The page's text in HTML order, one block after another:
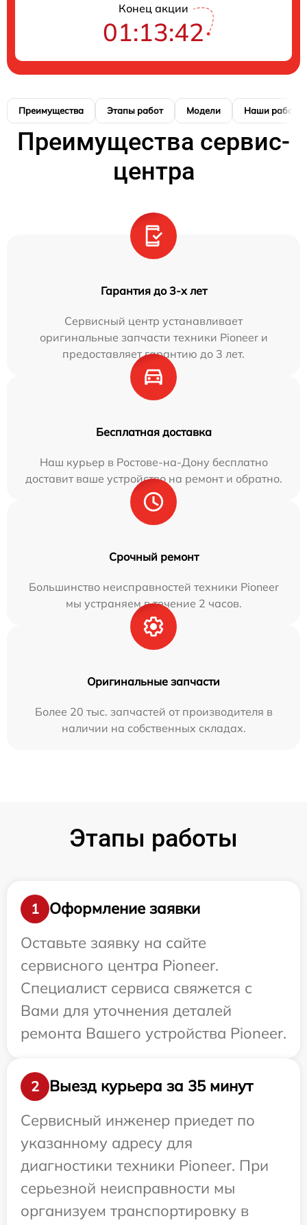
Конец акции
01:13:41
Преимущества Этапы работ Модели Наши работы
Преимущества сервис-
центра
Гарантия до 3-х лет
Сервисный центр устанавливает
оригинальные запчасти техники Pioneer и
предоставляет гарантию до 3 лет.
Бесплатная доставка
Наш курьер в Ростове-на-Дону бесплатно
доставит ваше устройство на ремонт и обратно.
Срочный ремонт
Большинство неисправностей техники Pioneer
мы устраняем в течение 2 часов.
Оригинальные запчасти
Более 20 тыс. запчастей от производителя в
наличии на собственных складах.
Этапы работы
1
Оформление заявки
Оставьте заявку на сайте
сервисного центра Pioneer.
Специалист сервиса свяжется с
Вами для уточнения деталей
ремонта Вашего устройства Pioneer.
2
Выезд курьера за 35 минут
Сервисный инженер приедет по
указанному адресу для
диагностики техники Pioneer. При
серьезной неисправности мы
организуем транспортировку в